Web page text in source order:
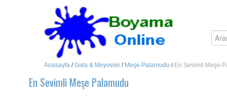
Anasayfa /Gıda & Meyveler / Meşe Palamudu / En Sevimli Meşe
En Sevimli Meşe Palamudu